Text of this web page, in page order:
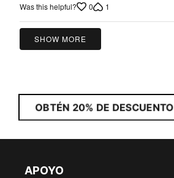
of
5
Was this helpful? 0 1
SHOW MORE
OBTÉN 20% DE DESCUENTO
APOYO